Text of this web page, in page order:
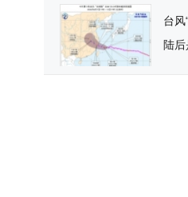
台风
陆